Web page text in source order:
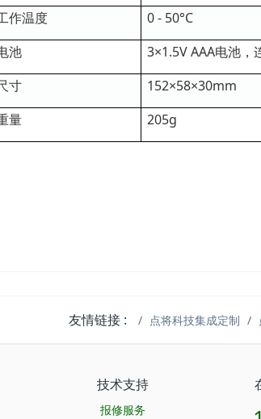
作温度
0 - 50°C
池
3×1.5V AAA电池，
寸
152×58×30mm
量
205g
友情链接 : 点将科技集成定制
技术支持
报修服务